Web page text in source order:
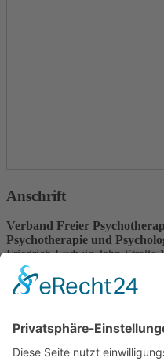
Anschrift
Verband Freier
Psychotherapie und
Friedrich-Ludwig-Jahn-Straße
31582 Nienburg/Weser
Service-Team
05021-8650320
Diese E-Mail-Adresse ist vor